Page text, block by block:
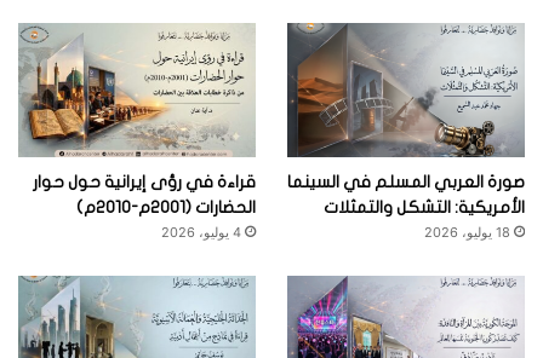
صورة العربي المسلم في السينما
الأمريكية: التشكل والتمثلات
18 يوليو، 2026
قراءة في رؤى إيرانية حول حوار
الحضارات (2001م-2010م)
4 يوليو، 2026